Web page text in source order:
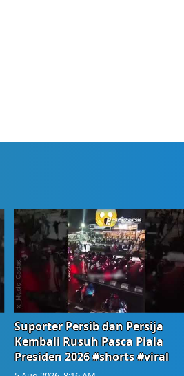
Suporter Persib dan Persija
Kembali Rusuh Pasca Piala
Presiden 2026 #shorts #viral